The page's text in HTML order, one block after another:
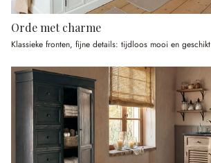
Orde met charme
Klassieke fronten, fijne details: tijdloos mooi en